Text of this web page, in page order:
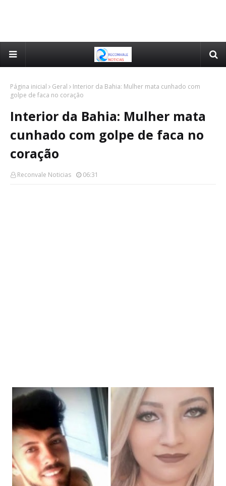
Página inicial Geral
Interior da Bahia: Mulher mata cunhado com
golpe de faca no coração
Interior da Bahia: Mulher mata
cunhado com golpe de faca no
coração
Reconvale Noticias 06:31